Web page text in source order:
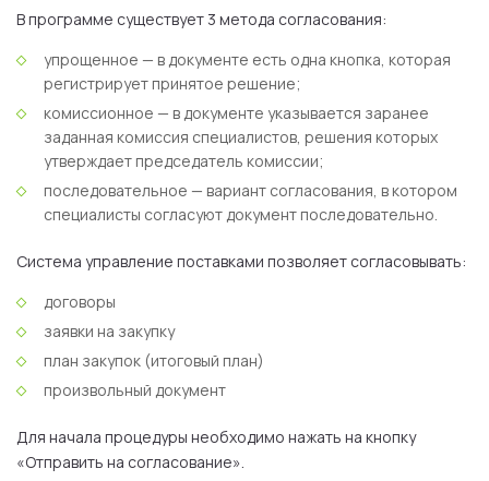
В программе существует 3 метода согласования:
упрощенное — в документе есть одна кнопка, которая
регистрирует принятое решение;
комиссионное — в документе указывается заранее
заданная комиссия специалистов, решения которых
утверждает председатель комиссии;
последовательное — вариант согласования, в котором
специалисты согласуют документ последовательно.
Система управление поставками позволяет согласовывать:
договоры
заявки на закупку
план закупок (итоговый план)
произвольный документ
Для начала процедуры необходимо нажать на кнопку
«Отправить на согласование».